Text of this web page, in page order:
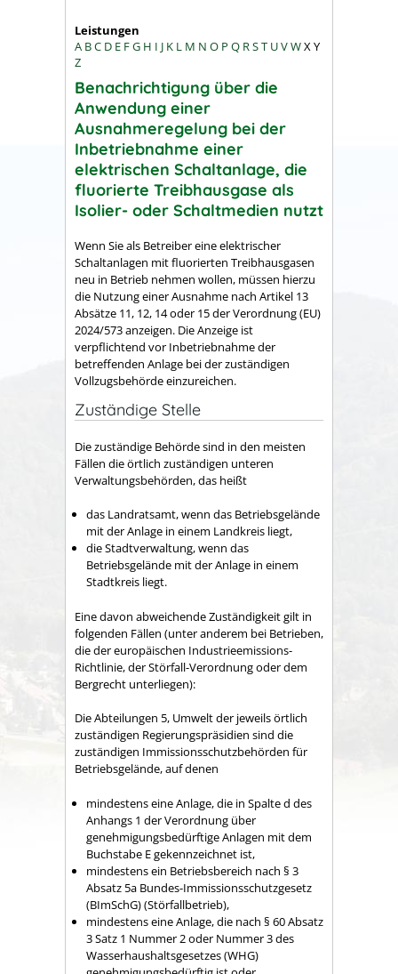
Leistungen
A BC D E FG H I J K L M N O P Q RST UVWXY
Z
Benachrichtigung über die
Anwendung einer
Ausnahmeregelung bei der
Inbetriebnahme einer
elektrischen Schaltanlage, die
fluorierte Treibhausgase als
Isolier- oder Schaltmedien nutzt
Wenn Sie als Betreiber eine elektrischer
Schaltanlagen mit fluorierten Treibhausgasen
neu in Betrieb nehmen wollen, müssen hierzu
die Nutzung einer Ausnahme nach Artikel 13
Absätze 11, 12, 14 oder 15 der Verordnung (EU)
2024/573 anzeigen. Die Anzeige ist
verpflichtend vor Inbetriebnahme der
betreffenden Anlage bei der zuständigen
Vollzugsbehörde einzureichen.
Zuständige Stelle
Die zuständige Behörde sind in den meisten
Fällen die örtlich zuständigen unteren
Verwaltungsbehörden, das heißt
das Landratsamt, wenn das Betriebsgelände
mit der Anlage in einem Landkreis liegt,
die Stadtverwaltung, wenn das
Betriebsgelände mit der Anlage in einem
Stadtkreis liegt.
Eine davon abweichende Zuständigkeit gilt in
folgenden Fällen (unter anderem bei Betrieben,
die der europäischen Industrieemissions-
Richtlinie, der Störfall-Verordnung oder dem
Bergrecht unterliegen):
Die Abteilungen 5, Umwelt der jeweils örtlich
zuständigen Regierungspräsidien sind die
zuständigen Immissionsschutzbehörden für
Betriebsgelände, auf denen
mindestens eine Anlage, die in Spalte d des
Anhangs 1 der Verordnung über
genehmigungsbedürftige Anlagen mit dem
Buchstabe E gekennzeichnet ist,
mindestens ein Betriebsbereich nach § 3
Absatz 5a Bundes-Immissionsschutzgesetz
(BImSchG) (Störfallbetrieb),
mindestens eine Anlage, die nach § 60 Absatz
3 Satz 1 Nummer 2 oder Nummer 3 des
Wasserhaushaltsgesetzes (WHG)